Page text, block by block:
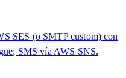
SES (o SMTP custom) con
SMS vía AWS SNS.